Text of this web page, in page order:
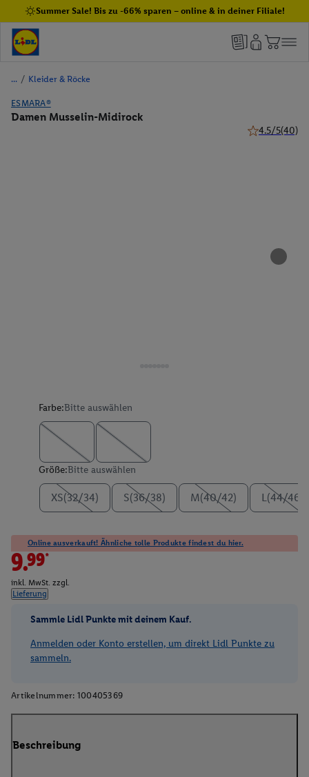
Summer Sale! Bis zu -66% sparen – online & in deiner Filiale!
/ Kleider & Röcke
ESMARA®
Damen Musselin-Midirock
4.5/5(40)
Farbe:Bitte auswählen
Größe:Bitte auswählen
XS(32/34) S(36/38) M(40/42) L(44/46)
Online ausverkauft! Ähnliche tolle Produkte findest du hier.
9.99*
inkl. MwSt. zzgl.
Lieferung
Sammle Lidl Punkte mit deinem Kauf.
Anmelden oder Konto erstellen, um direkt Lidl Punkte zu
sammeln.
Artikelnummer: 100405369
Beschreibung